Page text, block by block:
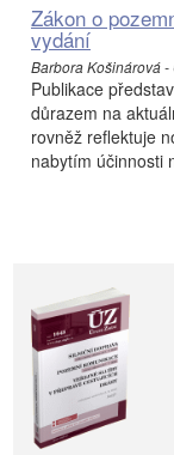
Zákon o
vydání
Barbora Košinárová -
Publikace
důrazem na
rovněž reflektuje
nabytím účinnosti